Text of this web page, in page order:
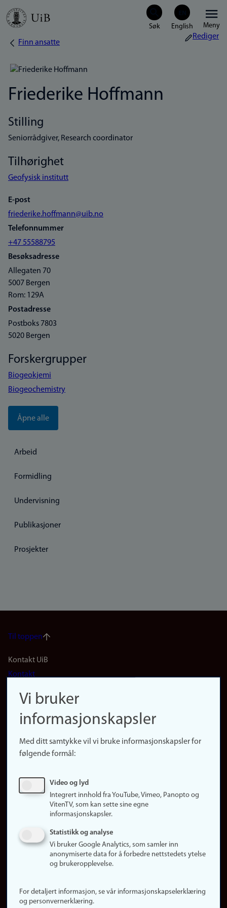
Hopp
Meny
Navigasjonssti
Finn ansatte
Rediger
Friederike Hoffmann
Stilling
Seniorrådgiver, Research coordinator
Tilhørighet
Geofysisk institutt
E-post
friederike.hoffmann@uib.no
Telefonnummer
+47 55588795
Besøksadresse
Allegaten 70
5007 Bergen
Rom: 129A
Postadresse
Postboks 7803
5020 Bergen
Forskergrupper
Biogeokjemi
Biogeochemistry
Åpne alle
Arbeid
Formidling
Undervisning
Publikasjoner
Prosjekter
Til toppen
Footer
(no)
Kontakt UiB
Kontakt
Finn forsker
Presse
Finn studier
Ledige stillinger
Om nettstedet
Informasjonskapsler
Personvern
Vi bruker
informasjonskapsler
Med ditt samtykke vil vi bruke informasjonskapsler for
følgende formål:
Video og lyd
Integrert innhold fra YouTube, Vimeo, Panopto og
VitenTV, som kan sette sine egne
informasjonskapsler.
Statistikk og analyse
Vi bruker Google Analytics, som samler inn
anonymiserte data for å forbedre nettstedets ytelse
og brukeropplevelse.
For detaljert informasjon, se vår informasjonskapselerklæring
og personvernerklæring.